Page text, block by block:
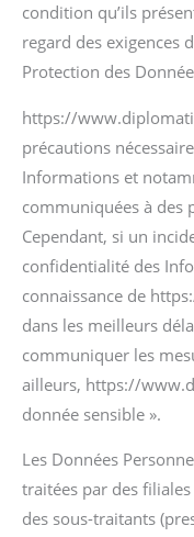
condition qu’ils
regard des exigences
Protection des
https://
précautions
Informations et
communiquées à des
Cependant, si un
confidentialité des
connaissance de
dans les meilleurs
communiquer les
ailleurs, https://
donnée sensible ».
Les Données
traitées par des
des sous-traitants